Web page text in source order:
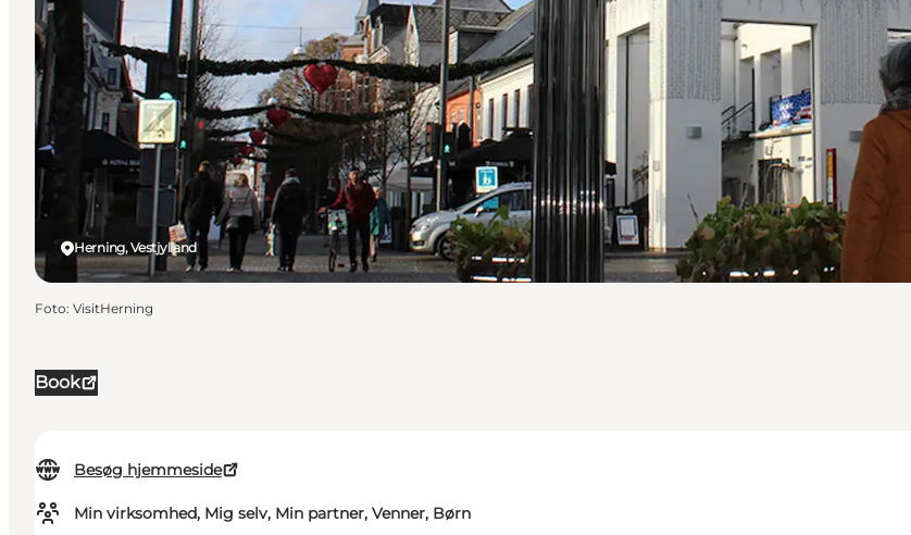
Book
Besøg hjemmeside
Min virksomhed, Mig selv, Min partner, Venner, Børn
Herning, Vestjylland
Foto: VisitHerning